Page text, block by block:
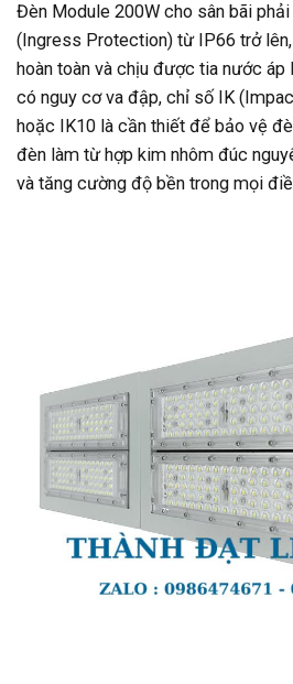
Đèn Module 200W cho sân bãi
(Ingress Protection) từ IP66 trở
hoàn toàn và chịu được tia nước
có nguy cơ va đập, chỉ số IK
hoặc IK10 là cần thiết để bảo vệ
đèn làm từ hợp kim nhôm đúc
và tăng cường độ bền trong mọi